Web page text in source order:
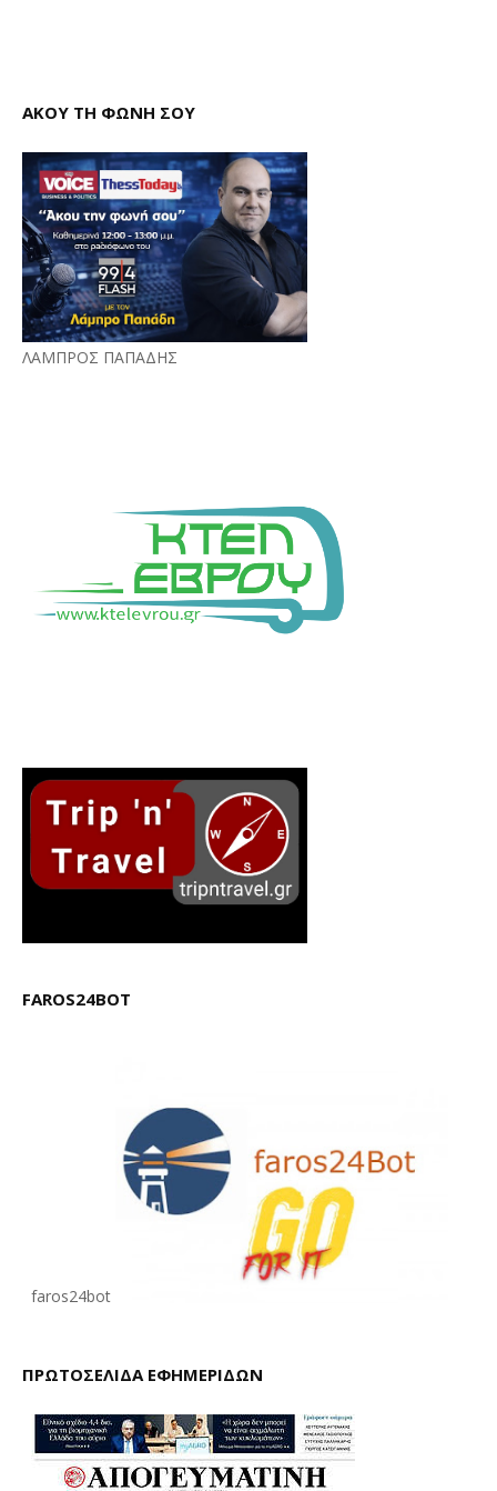
ΑΚΟΥ ΤΗ ΦΩΝΗ ΣΟΥ
ΛΑΜΠΡΟΣ ΠΑΠΑΔΗΣ
FAROS24BOT
faros24bot
ΠΡΩΤΟΣΕΛΙΔΑ ΕΦΗΜΕΡΙΔΩΝ